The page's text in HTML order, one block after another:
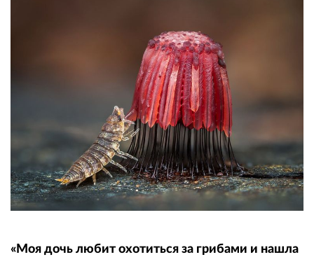
«Моя дочь любит охотиться за грибами и нашла